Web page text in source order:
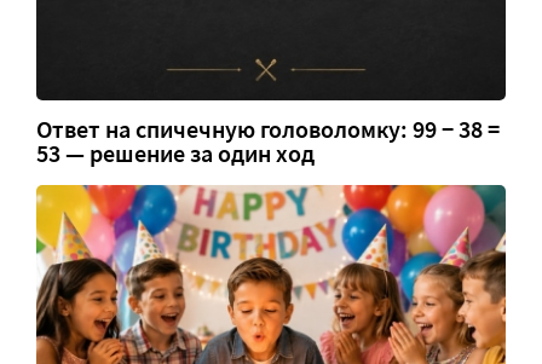
Ответ на спичечную головоломку: 99 − 38 =
53 — решение за один ход